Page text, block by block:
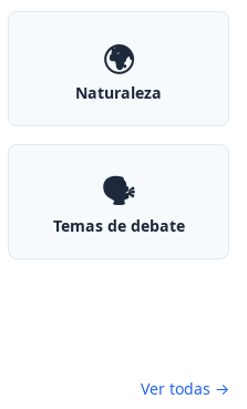
🌍
Naturaleza
🗣️
Temas de debate
Ver todas →